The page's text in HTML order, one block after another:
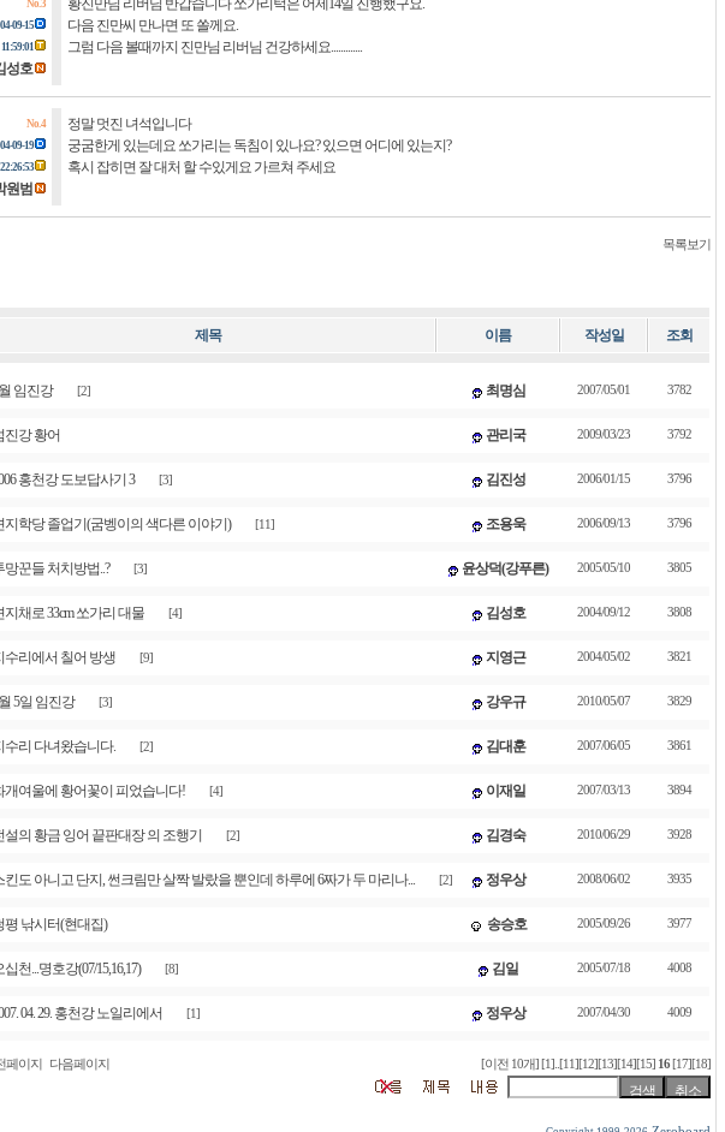
No. 3
09-15
11:59:01
성호
황진만님 리버님 반갑습니다 쏘가리턱은 어제14일 진행했구요.
다음 진만씨 만나면 또 쏠께요.
그럼 다음 볼때까지 진만님 리버님 건강하세요.............
No. 4
09-19
22:26:53
원범
정말 멋진 녀석입니다
궁굼한게 있는데요 쏘가리는 독침이 있나요? 있으면 어디에 있는지?
혹시 잡히면 잘 대처 할 수있게요 가르쳐 주세요
목록보기
제목 이름 작성일 조회
임진강 [2] 최명심 2007/05/01 3782
진강 황어 관리국 2009/03/23 3792
홍천강 도보답사기 3 [3] 김진성 2006/01/15 3796
지학당 졸업기(굼벵이의 색다른 이야기) [11] 조용욱 2006/09/13 3796
망꾼들 처치방법..? [3] 윤상덕(강푸른) 2005/05/10 3805
지채로 33cm 쏘가리 대물 [4] 김성호 2004/09/12 3808
수리에서 칠어 방생 [9] 지영근 2004/05/02 3821
5일 임진강 [3] 강우규 2010/05/07 3829
수리 다녀왔습니다. [2] 김대훈 2007/06/05 3861
개여울에 황어꽃이 피었습니다! [4] 이재일 2007/03/13 3894
설의 황금 잉어 끝판대장 의 조행기 [2] 김경숙 2010/06/29 3928
킨도 아니고 단지, 썬크림만 살짝 발랐을 뿐인데 하루에 6짜가 두 마리나... [2] 정우상 2008/06/02 3935
평 낚시터(현대집) 송승호 2005/09/26 3977
십천...명호강(07/15,16,17) [8] 김일 2005/07/18 4008
04. 29. 홍천강 노일리에서 [1] 정우상 2007/04/30 4009
페이지 다음페이지 [이전 10개] [1] [11][12][13][14][15] 16 [17][18]